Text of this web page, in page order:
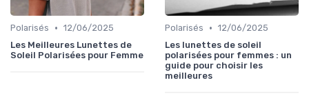
Polarisés • 12/06/2025
Les Meilleures Lunettes de
Soleil Polarisées pour Femme
Polarisés • 12/06/2025
Les lunettes de soleil
polarisées pour femmes : un
guide pour choisir les
meilleures